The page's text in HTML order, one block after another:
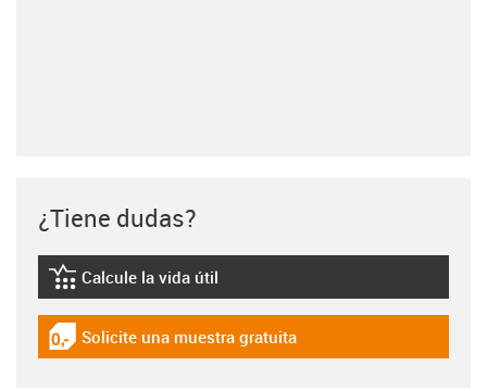
¿Tiene dudas?
igus-icon-lebensdauerrechner
Calcule la vida útil
igus-icon-gratismuster
Solicite una muestra gratuita